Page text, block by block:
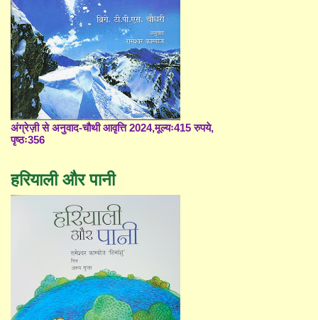
अंग्रेज़ी से अनुवाद-चौथी आवृत्ति 2024,मूल्यः415 रुपये,
पृष्ठः356
हरियाली और पानी